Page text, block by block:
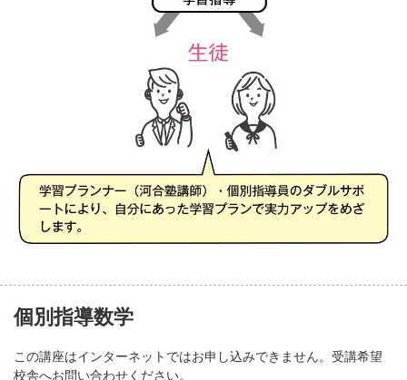
個別指導数学
この講座はインターネットではお申し込みできません。受講希望
校舎へお問い合わせください。